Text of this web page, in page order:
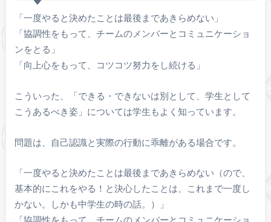
「一度やると決めたことは最後まであきらめない」
「協調性をもって、チームのメンバーとコミュニケーショ
ンをとる」
「向上心をもって、コツコツ努力をし続ける」
こういった、「できる・できないは別として、学生として
こうあるべき姿」については学生もよく知っています。
問題は、自己認識と実際の行動に乖離がある場合です。
「一度やると決めたことは最後まであきらめない（ので、
基本的にこれをやる！と決心したことは、これまで一度し
かない。しかも中学生の時の話。）」
「協調性をもって、チームのメンバーとコミュニケーショ